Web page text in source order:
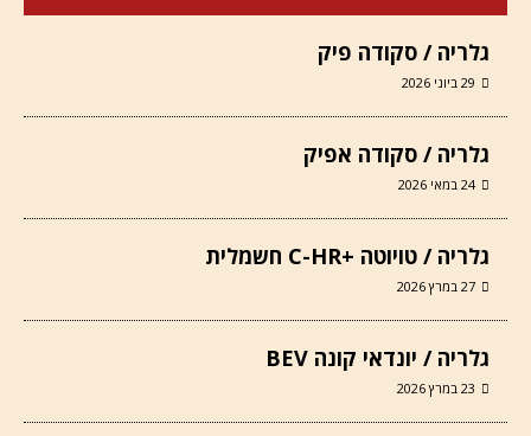
גלריה / סקודה פיק
29 ביוני 2026
גלריה / סקודה אפיק
24 במאי 2026
גלריה / טויוטה +C-HR חשמלית
27 במרץ 2026
גלריה / יונדאי קונה BEV
23 במרץ 2026